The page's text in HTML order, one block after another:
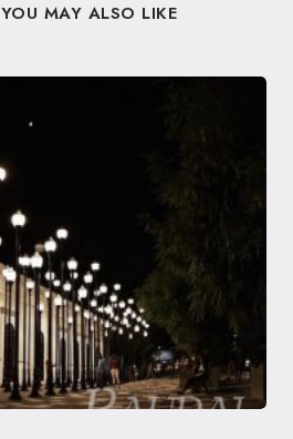
YOU MAY ALSO LIKE